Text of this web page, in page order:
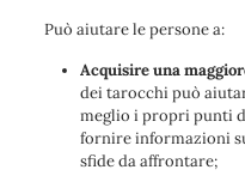
Può aiutare le persone a:
Acquisire una
dei tarocchi può
meglio i propri punti
fornire informazioni
sfide da affrontare;